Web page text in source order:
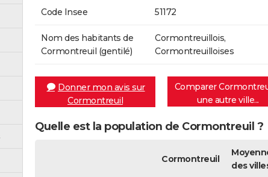
Code Insee 51172
Nom des habitants de
Cormontreuil (gentilé)
Cormontreuillois,
Cormontreuilloises
Donner mon avis sur
Cormontreuil
Comparer
une autre ville...
Quelle est la population de Cormontreuil ?
Cormontreuil
des